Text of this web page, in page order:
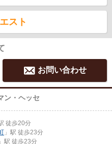
スト
お問い合わせ
ン・ヘッセ
徒歩20分
」駅 徒歩23分
」駅 徒歩23分